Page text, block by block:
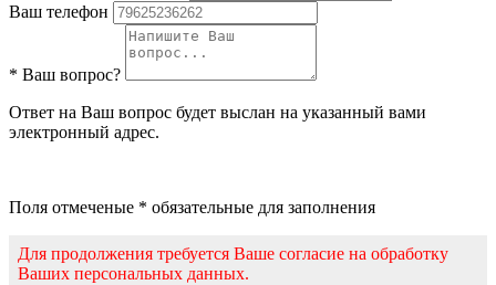
Ваш телефон
* Ваш вопрос?
Ответ на Ваш вопрос будет выслан на указанный вами
электронный адрес.
Поля отмеченые * обязательные для заполнения
Для продолжения требуется Ваше согласие на обработку
Ваших персональных данных.